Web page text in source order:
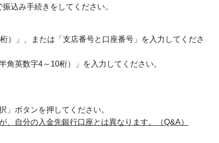
込み手続きをしてください。
）」、または「支店番号と口座番号」を入力してくださ
英数字4～10桁）」を入力してください。
」ボタンを押してください。
自分の入金先銀行口座とは異なります。（Q&A）